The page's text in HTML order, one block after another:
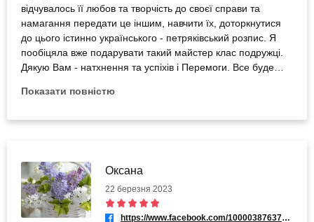
відчувалось її любов та творчість до своєї справи та
намагання передати це іншим, навчити їх, доторкнутися
до цього істинно українського - петряківський розпис. Я
пообіцяла вже подарувати такий майстер клас подружці.
Дякую Вам - натхнення та успіхів і Перемоги. Все буде
Показати повністю
Оксана
22 березня 2023
https://www.facebook.com/100003876371969